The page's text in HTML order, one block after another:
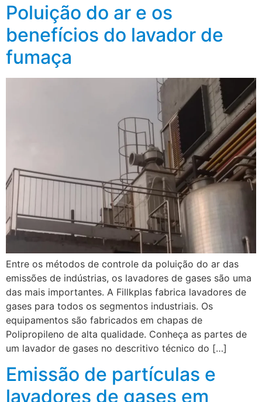
Poluição do ar e os
benefícios do lavador de
fumaça
Entre os métodos de controle da poluição do ar das
emissões de indústrias, os lavadores de gases são uma
das mais importantes. A Fillkplas fabrica lavadores de
gases para todos os segmentos industriais. Os
equipamentos são fabricados em chapas de
Polipropileno de alta qualidade. Conheça as partes de
um lavador de gases no descritivo técnico do […]
Emissão de partículas e
lavadores de gases em